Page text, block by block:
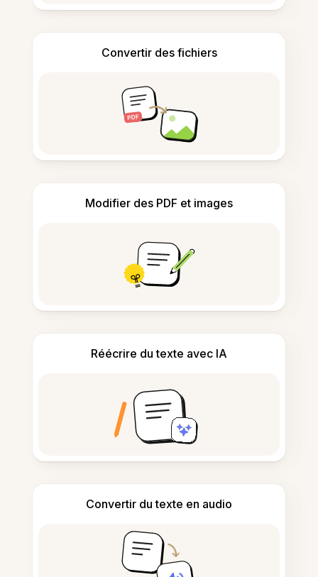
Convertir des fichiers
Modifier des PDF et images
Réécrire du texte avec IA
Convertir du texte en audio